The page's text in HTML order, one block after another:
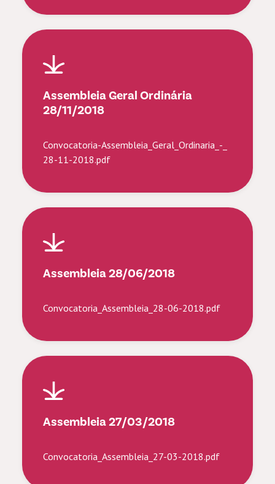
Assembleia Geral Ordinária
28/11/2018
Convocatoria-Assembleia_Geral_Ordinaria_-_
28-11-2018.pdf
Assembleia 28/06/2018
Convocatoria_Assembleia_28-06-2018.pdf
Assembleia 27/03/2018
Convocatoria_Assembleia_27-03-2018.pdf